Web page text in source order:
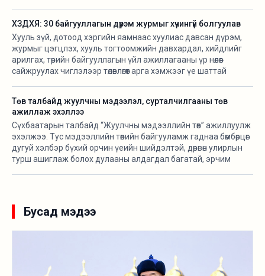
ХЗДХЯ: 30 байгууллагын дүрэм журмыг хүчингүй болгуулав
Хууль зүй, дотоод хэргийн яамнаас хуулиас давсан дүрэм,
журмыг цэгцлэх, хууль тогтоомжийн давхардал, хийдлийг
арилгах, төрийн байгууллагын үйл ажиллагааны үр нөлөөг
сайжруулах чиглэлээр төлөвлөгөөт арга хэмжээг үе шаттай
Төв талбайд жуулчны мэдээлэл, сурталчилгааны төв
ажиллаж эхэллээ
Сүхбаатарын талбайд “Жуулчны мэдээллийн төв” ажиллуулж
эхэлжээ. Тус мэдээллийн төвийн байгууламж гаднаа бөмбөрцөг
дугуй хэлбэр бүхий орчин үеийн шийдэлтэй, дөрвөн улирлын
турш ашиглаж болох дулааны алдагдал багатай, эрчим
байна.
Бусад мэдээ